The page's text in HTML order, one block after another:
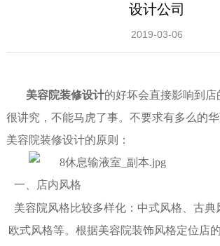
设计公司
2019-03-06
美容院装修设计的好坏会直接影响到
很讲究，不能马虎了事。不要求有多么的
美容院装修设计的原则：
一、
店内风格
美容院风格比较多样化：中式风格、古典
欧式风格等。根据美容院装饰风格定位店